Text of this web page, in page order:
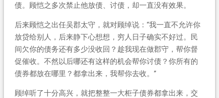
债。顾恺之多次禁止他放债、讨债，却一直没有效果。
后来顾恺之出任吴郡太守，就对顾绰说：“我一直不允许你
放贷给别人，后来静下心想想，穷人日子确实不好过。民
间欠你的债务还有多少没收回？趁我现在做郡守，帮你督
促催收。不然以后哪还有这样的机会帮你讨债？你所有的
债券都放在哪里？都拿出来，我帮你去收。”
顾绰听了十分高兴，就把整整一大柜子债券都拿出来，交